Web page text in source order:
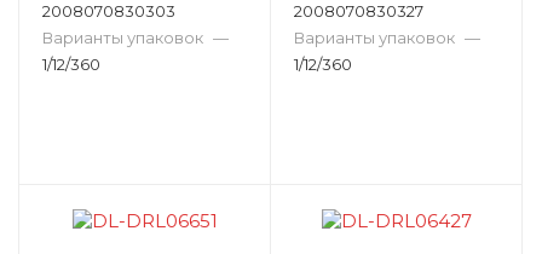
2008070830303
Варианты упаковок —
1/12/360
2008070830327
Варианты упаковок —
1/12/360